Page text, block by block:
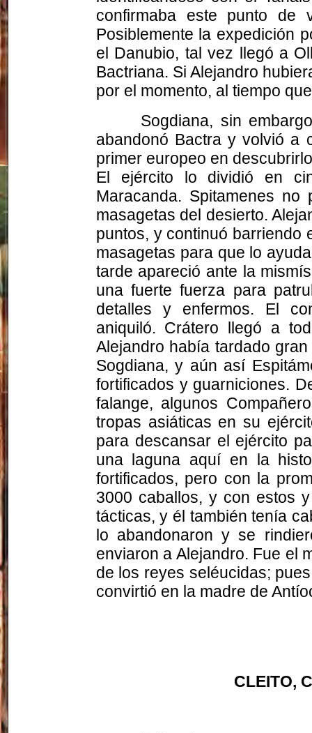
confirmaba este punto de
Posiblemente la expedición
el Danubio, tal vez llegó a
Bactriana. Si Alejandro
por el momento, al tiempo
Sogdiana, sin
abandonó Bactray volvió a
primer europeo en
El ejército lo dividió en
Maracanda. Spitamenes no
masagetas del desierto.
puntos, y continuó barriendo
masagetas para que lo
tarde apareció ante la
una fuerte fuerza para
detalles y enfermos. El
aniquiló. Crátero llegó a
Alejandro había tardado
Sogdiana, y aún así
fortificados y guarniciones.
falange, algunos
tropas asiáticas en su
para descansar el ejército
una laguna aquí en la
fortificados, pero con la
3000 caballos, y con estos
tácticas, y él también tenía
lo abandonaron y se
enviaron a Alejandro. Fue el
de los reyes seléucidas;
convirtió en la madre de
CLEITO,